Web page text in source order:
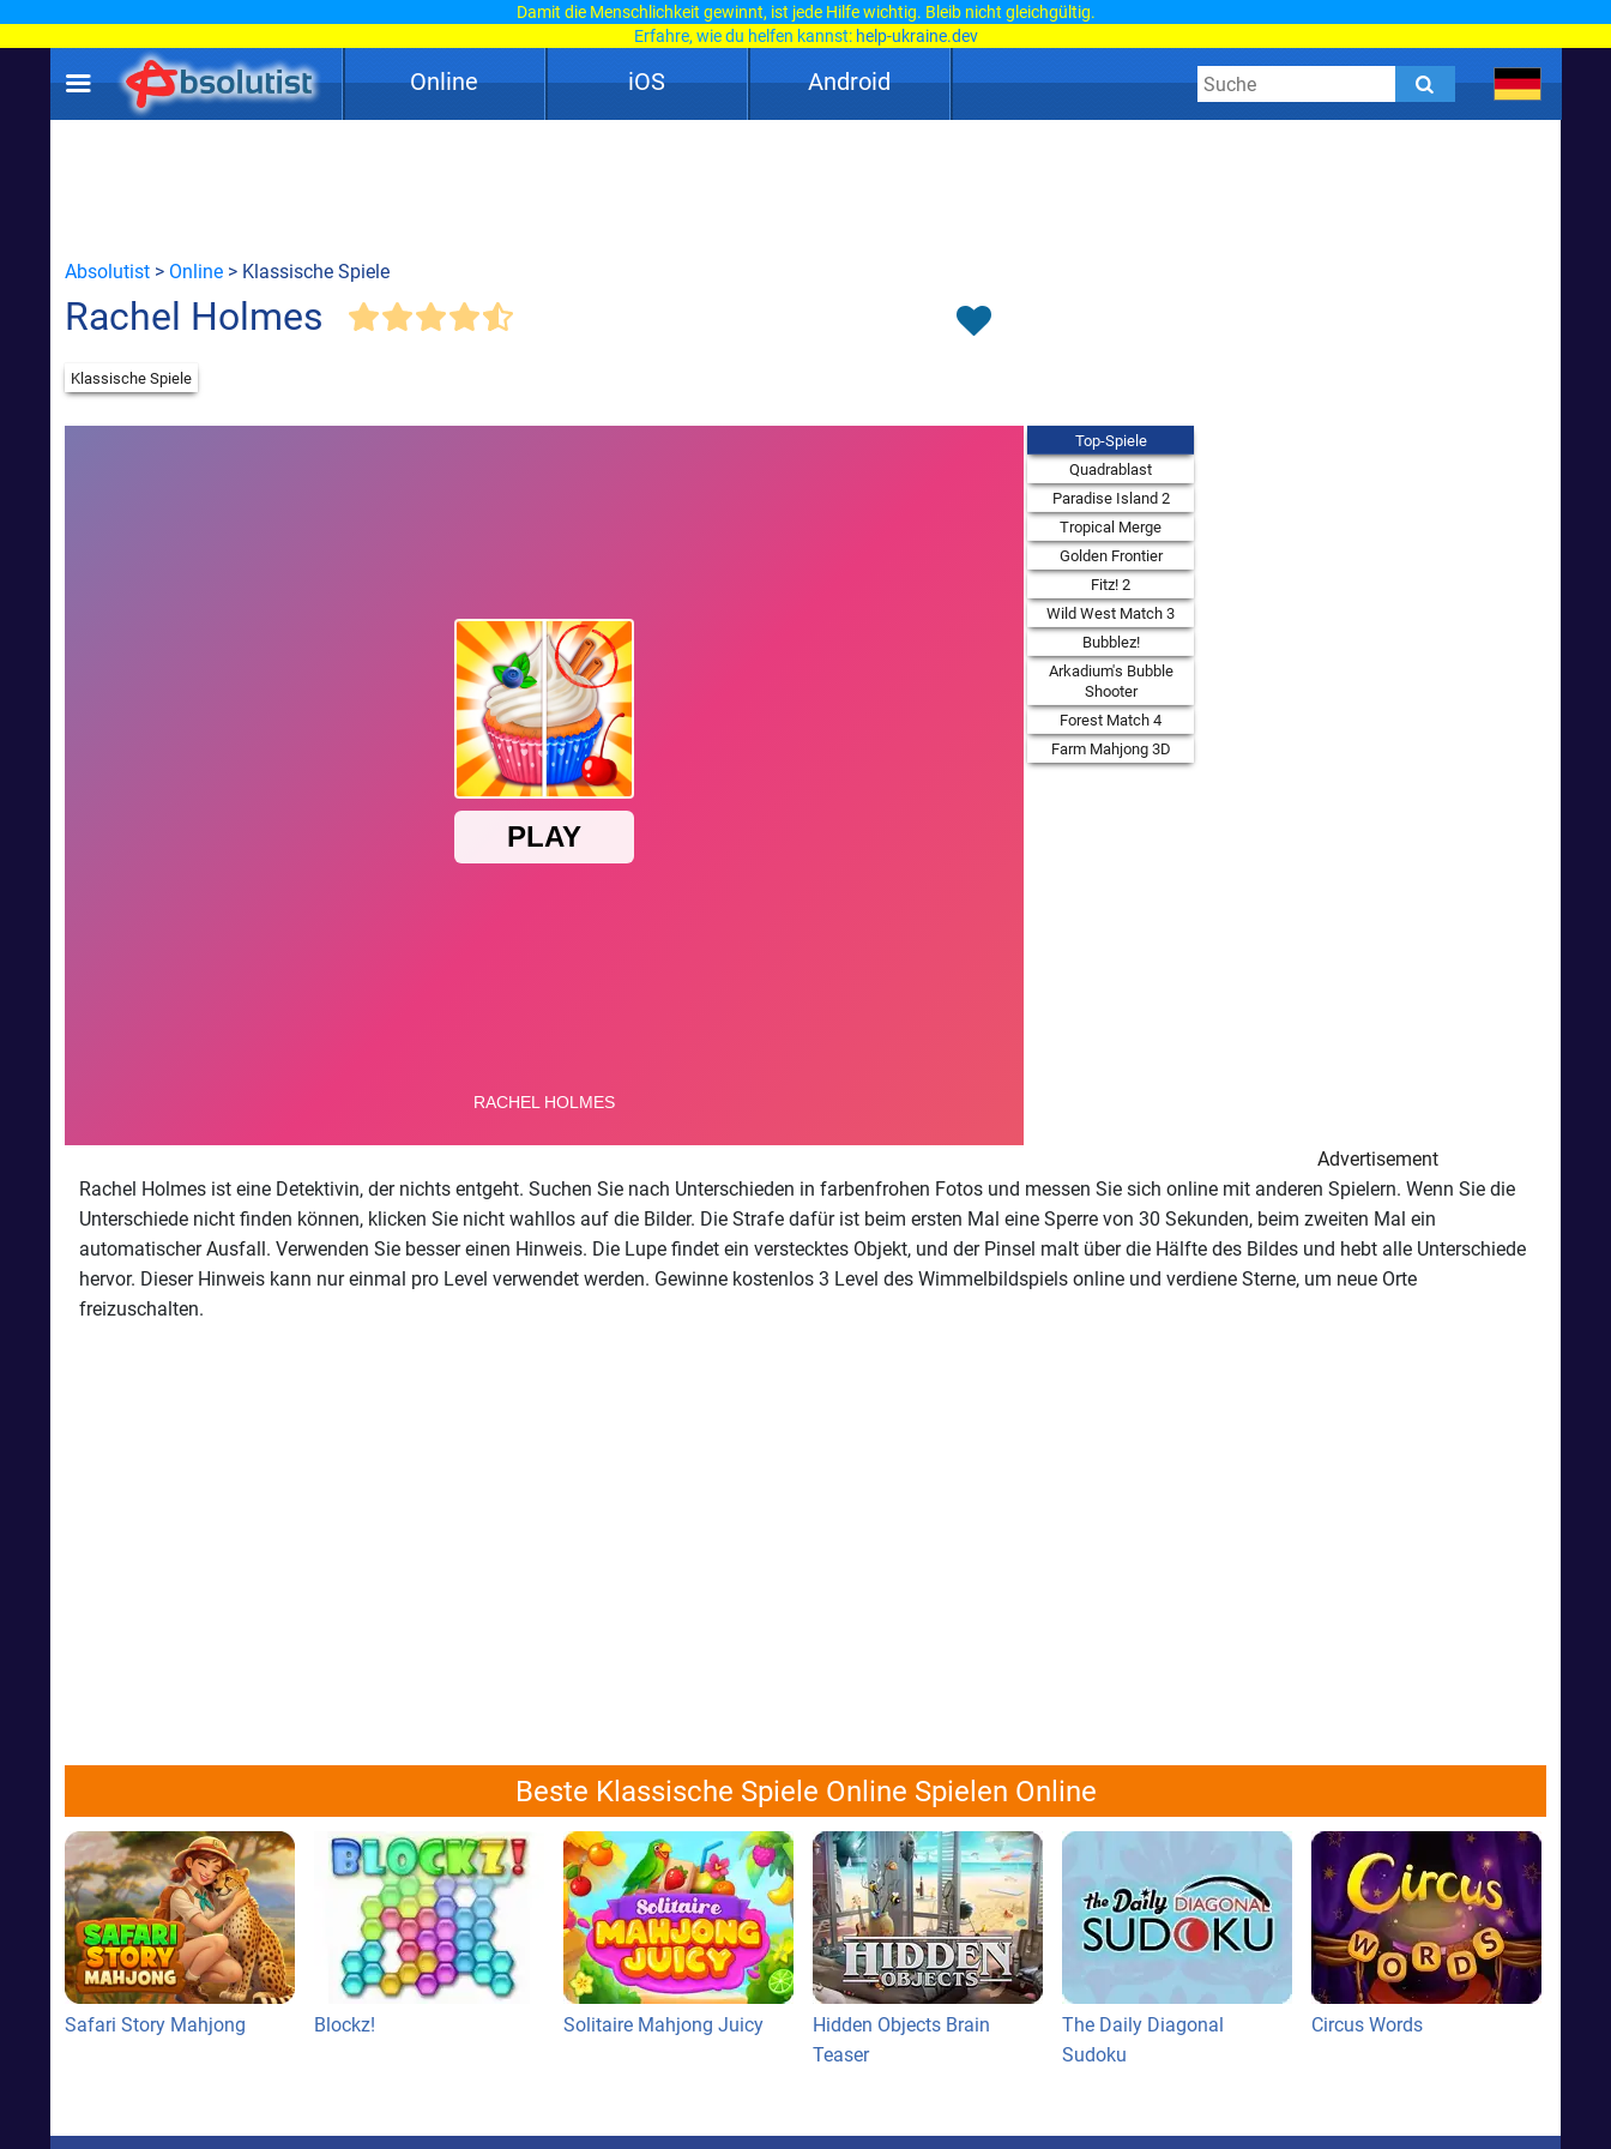
Damit die Menschlichkeit gewinnt, ist jede Hilfe wichtig. Bleib nicht gleichgültig.
Erfahre, wie du helfen kannst: help-ukraine.dev
Online iOS Android
Absolutist > Online > Klassische Spiele
Rachel Holmes
Klassische Spiele
Top-Spiele
Quadrablast
Paradise Island 2
Tropical Merge
Golden Frontier
Fitz! 2
Wild West Match 3
Bubblez!
Arkadium's Bubble
Shooter
Forest Match 4
Farm Mahjong 3D
Advertisement
Rachel Holmes ist eine Detektivin, der nichts entgeht. Suchen Sie nach Unterschieden in farbenfrohen Fotos und messen Sie sich online mit anderen Spielern. Wenn Sie die
Unterschiede nicht finden können, klicken Sie nicht wahllos auf die Bilder. Die Strafe dafür ist beim ersten Mal eine Sperre von 30 Sekunden, beim zweiten Mal ein
automatischer Ausfall. Verwenden Sie besser einen Hinweis. Die Lupe findet ein verstecktes Objekt, und der Pinsel malt über die Hälfte des Bildes und hebt alle Unterschiede
hervor. Dieser Hinweis kann nur einmal pro Level verwendet werden. Gewinne kostenlos 3 Level des Wimmelbildspiels online und verdiene Sterne, um neue Orte
freizuschalten.
Beste Klassische Spiele Online Spielen Online
Safari Story Mahjong Blockz! Solitaire Mahjong Juicy
Hidden Objects Brain
Teaser
The Daily Diagonal
Sudoku
Circus Words